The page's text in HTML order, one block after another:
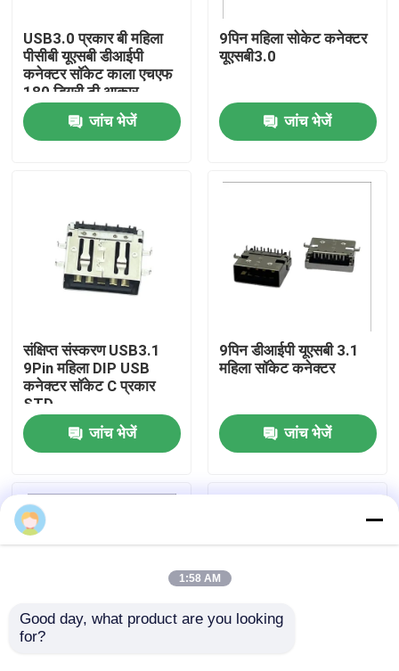
संपर्क
डीआईपी यूएसबी कनेक्टर
यूएसबी सॉकेट कनेक्टर
यूएसबी टाइप सी कनेक्टर
डीपी सॉकेट कनेक्टर
USB3.0 प्रकार बी महिला
पीसीबी यूएसबी डीआईपी
कनेक्टर सॉकेट काला एचएफ
180 डिग्री टी आकार
जांच भेजें
9पिन महिला सोकेट कनेक्टर
यूएसबी3.0
जांच भेजें
संक्षिप्त संस्करण USB3.1
9Pin महिला DIP USB
कनेक्टर सॉकेट C प्रकार
STD
जांच भेजें
9पिन डीआईपी यूएसबी 3.1
महिला सॉकेट कनेक्टर
जांच भेजें
1:58 AM
Good day, what product are you looking
for?